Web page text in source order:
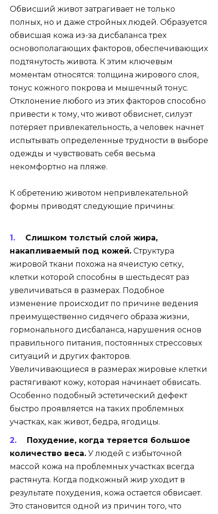
Обвисший живот затрагивает не только
полных, но и даже стройных людей. Образуется
обвисшая кожа из-за дисбаланса трех
основополагающих факторов, обеспечивающих
подтянутость живота. К этим ключевым
моментам относятся: толщина жирового слоя,
тонус кожного покрова и мышечный тонус.
Отклонение любого из этих факторов способно
привести к тому, что живот обвиснет, силуэт
потеряет привлекательность, а человек начнет
испытывать определенные трудности в выборе
одежды и чувствовать себя весьма
некомфортно на пляже.
К обретению животом непривлекательной
формы приводят следующие причины:
Слишком толстый слой жира,
накапливаемый под кожей. Структура
жировой ткани похожа на ячеистую сетку,
клетки которой способны в шестьдесят раз
увеличиваться в размерах. Подобное
изменение происходит по причине ведения
преимущественно сидячего образа жизни,
гормонального дисбаланса, нарушения основ
правильного питания, постоянных стрессовых
ситуаций и других факторов.
Увеличивающиеся в размерах жировые клетки
растягивают кожу, которая начинает обвисать.
Особенно подобный эстетический дефект
быстро проявляется на таких проблемных
участках, как живот, бедра, ягодицы.
Похудение, когда теряется большое
количество веса. У людей с избыточной
массой кожа на проблемных участках всегда
растянута. Когда подкожный жир уходит в
результате похудения, кожа остается обвисает.
Это становится одной из причин того, что